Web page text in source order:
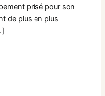
prisé pour son
de plus en plus